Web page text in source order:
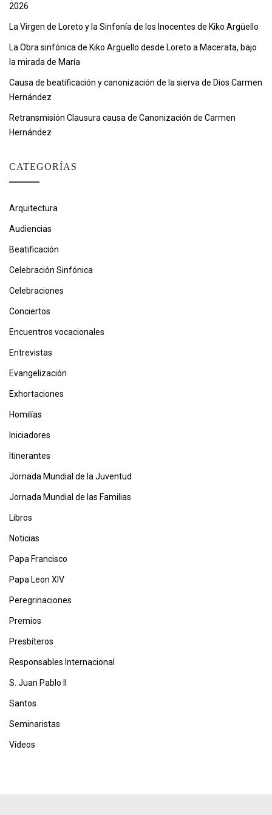
2026
La Virgen de Loreto y la Sinfonía de los Inocentes de Kiko Argüello
La Obra sinfónica de Kiko Argüello desde Loreto a Macerata, bajo
la mirada de María
Causa de beatificación y canonización de la sierva de Dios Carmen
Hernández
Retransmisión Clausura causa de Canonización de Carmen
Hernández
CATEGORÍAS
Arquitectura
Audiencias
Beatificación
Celebración Sinfónica
Celebraciones
Conciertos
Encuentros vocacionales
Entrevistas
Evangelización
Exhortaciones
Homilías
Iniciadores
Itinerantes
Jornada Mundial de la Juventud
Jornada Mundial de las Familias
Libros
Noticias
Papa Francisco
Papa Leon XIV
Peregrinaciones
Premios
Presbíteros
Responsables Internacional
S. Juan Pablo II
Santos
Seminaristas
Vídeos